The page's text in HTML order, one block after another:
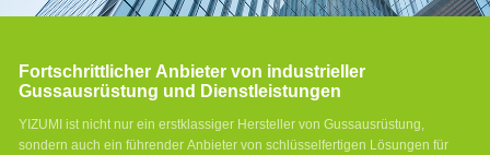
Fortschrittlicher Anbieter von industrieller
Gussausrüstung und Dienstleistungen
YIZUMI ist nicht nur ein erstklassiger Hersteller von Gussausrüstung,
sondern auch ein führender Anbieter von schlüsselfertigen Lösungen für